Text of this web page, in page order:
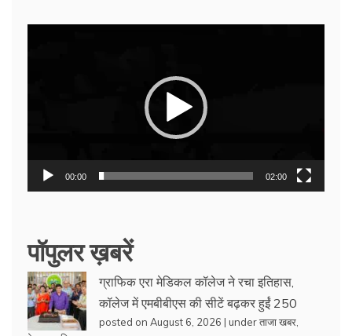
00:00 02:00
पॉपुलर ख़बरें
ग्राफिक एरा मेडिकल कॉलेज ने रचा इतिहास,
कॉलेज में एमबीबीएस की सीटें बढ़कर हुईं 250
posted on August 6, 2026 | underताजा खबर